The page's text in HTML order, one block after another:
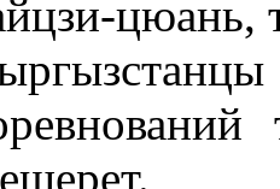
цюань,